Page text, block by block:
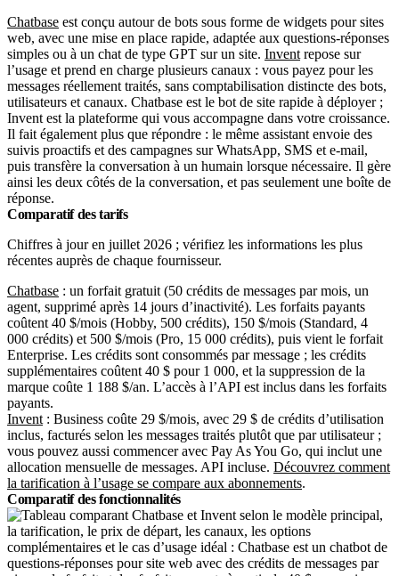
Chatbase est conçu autour de bots sous forme de widgets pour sites
web, avec une mise en place rapide, adaptée aux questions-réponses
simples ou à un chat de type GPT sur un site. Invent repose sur
l’usage et prend en charge plusieurs canaux : vous payez pour les
messages réellement traités, sans comptabilisation distincte des bots,
utilisateurs et canaux. Chatbase est le bot de site rapide à déployer ;
Invent est la plateforme qui vous accompagne dans votre croissance.
Il fait également plus que répondre : le même assistant envoie des
suivis proactifs et des campagnes sur WhatsApp, SMS et e-mail,
puis transfère la conversation à un humain lorsque nécessaire. Il gère
ainsi les deux côtés de la conversation, et pas seulement une boîte de
réponse.
Comparatif des tarifs
Chiffres à jour en juillet 2026 ; vérifiez les informations les plus
récentes auprès de chaque fournisseur.
Chatbase : un forfait gratuit (50 crédits de messages par mois, un
agent, supprimé après 14 jours d’inactivité). Les forfaits payants
coûtent 40 $/mois (Hobby, 500 crédits), 150 $/mois (Standard, 4
000 crédits) et 500 $/mois (Pro, 15 000 crédits), puis vient le forfait
Enterprise. Les crédits sont consommés par message ; les crédits
supplémentaires coûtent 40 $ pour 1 000, et la suppression de la
marque coûte 1 188 $/an. L’accès à l’API est inclus dans les forfaits
payants.
Invent : Business coûte 29 $/mois, avec 29 $ de crédits d’utilisation
inclus, facturés selon les messages traités plutôt que par utilisateur ;
vous pouvez aussi commencer avec Pay As You Go, qui inclut une
allocation mensuelle de messages. API incluse. Découvrez comment
la tarification à l’usage se compare aux abonnements.
Comparatif des fonctionnalités